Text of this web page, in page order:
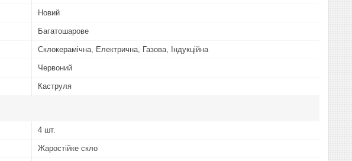
Новий
Багатошарове
Склокерамічна, Електрична, Газова, Індукційна
Червоний
Каструля
4 шт.
Жаростійке скло